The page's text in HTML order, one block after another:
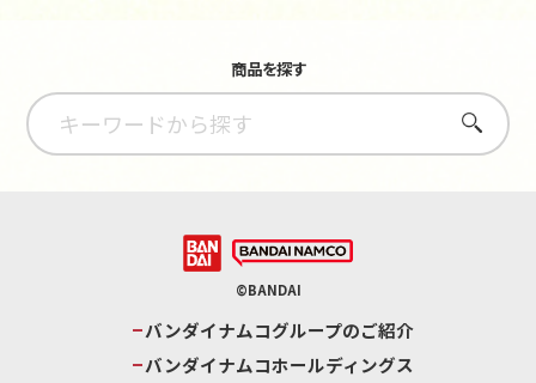
商品を探す
さがす
©BANDAI
バンダイナムコグループのご紹介
バンダイナムコホールディングス